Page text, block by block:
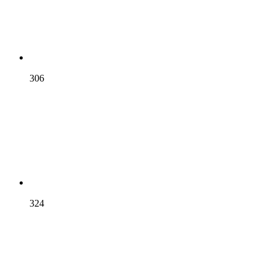
306
324